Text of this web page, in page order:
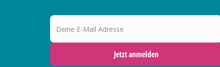
Deine E-Mail Adresse
Jetzt anmelden